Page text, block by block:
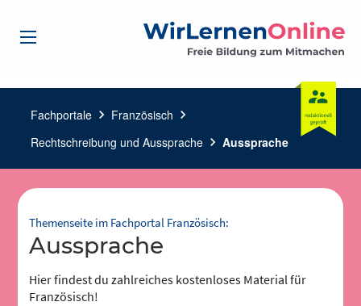
Fachportale chevron_right Französisch chevron_right
Rechtschreibung und Aussprache chevron_right Aussprache
Themenseite im Fachportal Französisch:
Aussprache
Hier findest du zahlreiches kostenloses Material für
Französisch!